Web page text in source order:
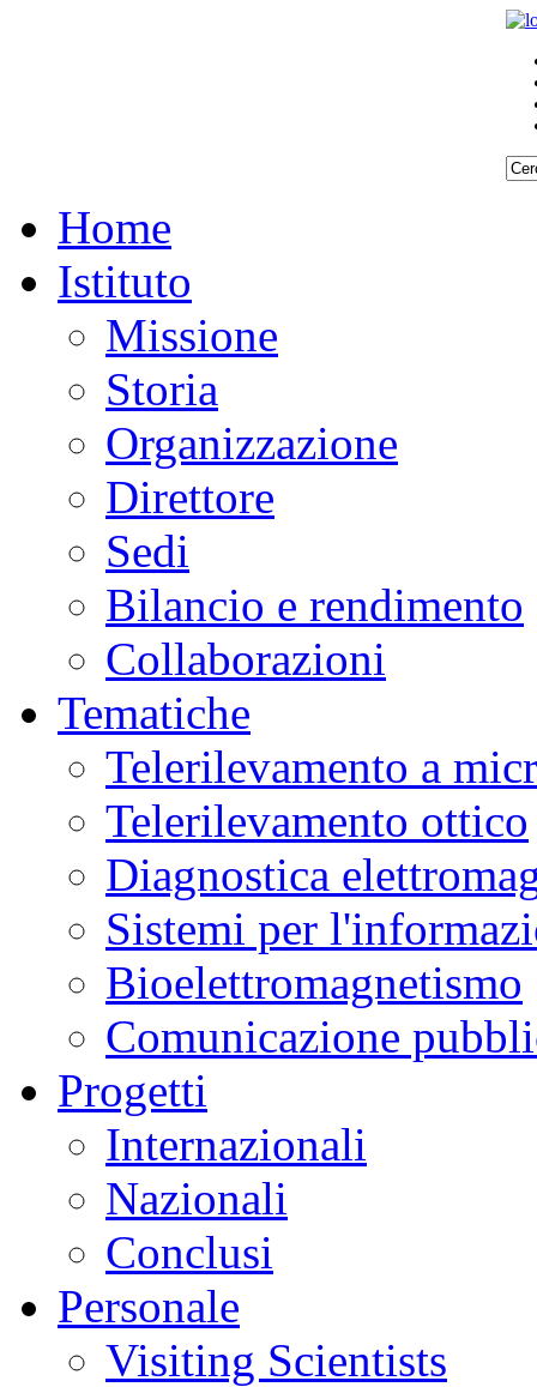
Home
Istituto
Missione
Storia
Organizzazione
Direttore
Sedi
Bilancio e rendimento
Collaborazioni
Tematiche
Telerilevamento a
Telerilevamento ottico
Diagnostica
Sistemi per
Bioelettromagnetismo
Comunicazione
Progetti
Internazionali
Nazionali
Conclusi
Personale
Visiting Scientists